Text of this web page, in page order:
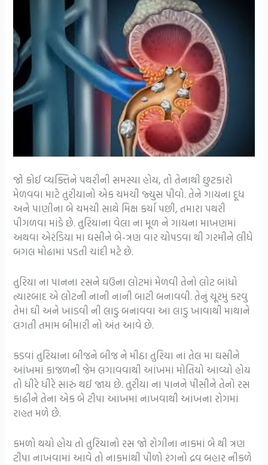
જો કોઈ વ્યક્તિને પથરીની સમસ્યા હોય, તો તેનાથી છુટકારો
મેળવવા માટે તુરીયાનો એક ચમચી જ્યુસ પીવો. તેને ગાયના દૂધ
અને પાણીના બે ચમચી સાથે મિક્ષ કર્યા પછી, તમારા પથરી
પીગળવા માંડે છે. તુરિ‌‌યા‌‌ના વેલા ના મૂળ ને ગાયના માખણમાં
અથવા એરંડિયા મા ઘસીને બે-ત્રણ વાર ચોપડવા થી ગરમીને લીધે
બગલ મોઢામાં પડતી ચાંદી મટે છે.
તુરિયા ના પાનના રસને ઘઉંના લોટમાં મેળવી તેનો લોટ બાંધો
ત્યારબાદ એ લોટની નાની નાની બાટી બનાવવી. તેનું ચૂરમું કરવુ
તેમાં ઘી અને ખાંડવી ની લાડુ બનાવવા આ લાડુ ખાવાથી માથાને
લગતી તમામ બીમારી નો અંત આવે છે.
કડવાં તુરિયાના બીજને બીજ ને મીઠા તુરિયા નાં તેલ મા ઘસીને
આંખમાં કાજળની જેમ લગાવવાથી આંખમાં મોતિયો આવ્યો હોય
તો ધીરે ધીરે સારું થઈ જાય છે. તુરીયા ના પાનને પીસીને તેનો રસ
કાઢીને તેના એક બે ટીપા આંખમાં નાખવાથી આંખના રોગમાં
રાહત મળે છે.
કમળો થયો હોય તો તુરિયાનો રસ જો રોગીના નાકમાં બે થી ત્રણ
ટીપા નાખવામાં આવે તો નાકમાંથી પીળો રંગનો દ્રવ બહાર નીકળે